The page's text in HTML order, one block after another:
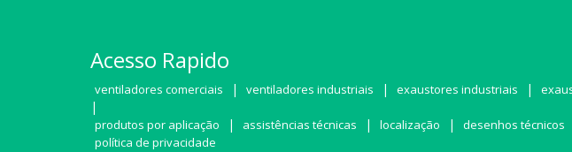
Acesso Rapido
ventiladores comerciais | ventiladores industriais | exaustores industriais |
|
produtos por aplicação | assistências técnicas | localização | desenhos técnicos
política de privacidade